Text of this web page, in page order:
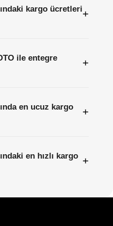
kargo ücretleri+
ile entegre
+
en ucuz kargo
+
en hızlı kargo +